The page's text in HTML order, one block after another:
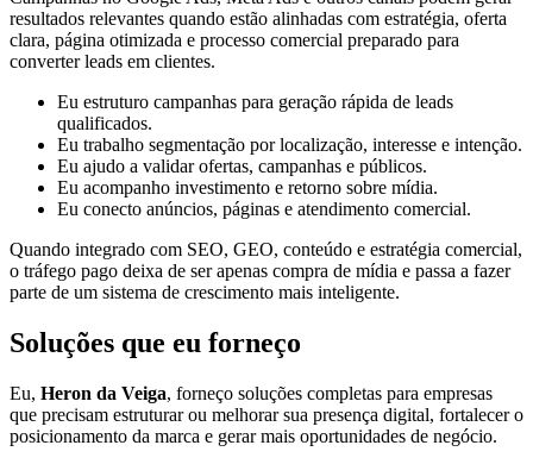
resultados relevantes quando estão alinhadas com estratégia, oferta
clara, página otimizada e processo comercial preparado para
converter leads em clientes.
Eu estruturo campanhas para geração rápida de leads
qualificados.
Eu trabalho segmentação por localização, interesse e intenção.
Eu ajudo a validar ofertas, campanhas e públicos.
Eu acompanho investimento e retorno sobre mídia.
Eu conecto anúncios, páginas e atendimento comercial.
Quando integrado com SEO, GEO, conteúdo e estratégia comercial,
o tráfego pago deixa de ser apenas compra de mídia e passa a fazer
parte de um sistema de crescimento mais inteligente.
Soluções que eu forneço
Eu, Heron da Veiga, forneço soluções completas para empresas
que precisam estruturar ou melhorar sua presença digital, fortalecer o
posicionamento da marca e gerar mais oportunidades de negócio.